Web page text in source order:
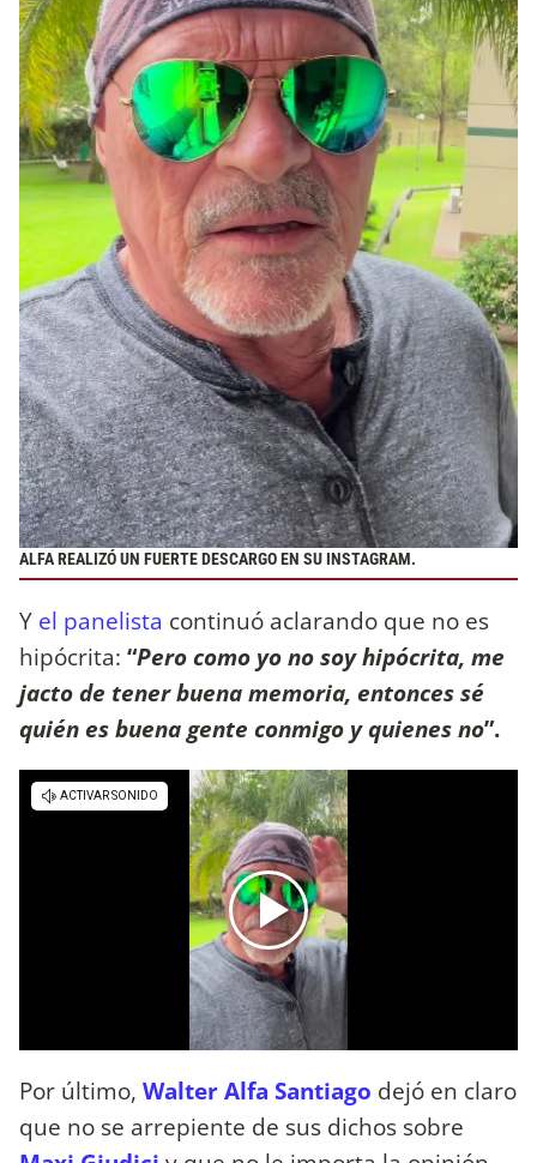
ALFA REALIZÓ UN FUERTE DESCARGO EN SU INSTAGRAM.
Y el panelista continuó aclarando que no es
hipócrita: “Pero como yo no soy hipócrita, me
jacto de tener buena memoria, entonces sé
quién es buena gente conmigo y quienes no”.
Por último, Walter Alfa Santiago dejó en claro
que no se arrepiente de sus dichos sobre